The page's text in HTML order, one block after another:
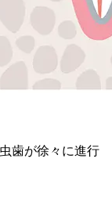
歯が徐々に進行